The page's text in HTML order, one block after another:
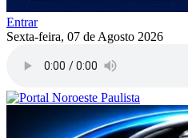
Entrar
Sexta-feira, 07 de Agosto 2026